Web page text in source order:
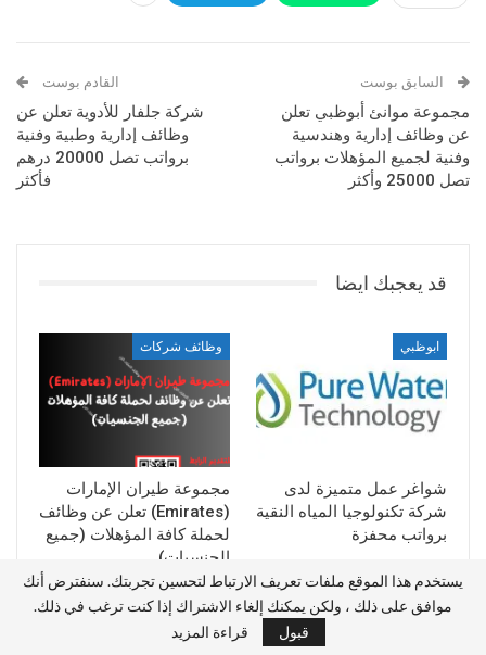
السابق بوست
مجموعة موانئ أبوظبي تعلن
عن وظائف إدارية وهندسية
وفنية لجميع المؤهلات برواتب
تصل 25000 وأكثر
القادم بوست
شركة جلفار للأدوية تعلن عن
وظائف إدارية وطبية وفنية
برواتب تصل 20000 درهم
فأكثر
قد يعجبك ايضا
ابوظبي
شواغر عمل متميزة لدى
شركة تكنولوجيا المياه النقية
برواتب محفزة
وظائف شركات
مجموعة طيران الإمارات
(Emirates) تعلن عن وظائف
لحملة كافة المؤهلات (جميع
الجنسيات)
وظائف شركات وظائف شركات
يستخدم هذا الموقع ملفات تعريف الارتباط لتحسين تجربتك. سنفترض أنك
موافق على ذلك ، ولكن يمكنك إلغاء الاشتراك إذا كنت ترغب في ذلك.
قبول
قراءة المزيد